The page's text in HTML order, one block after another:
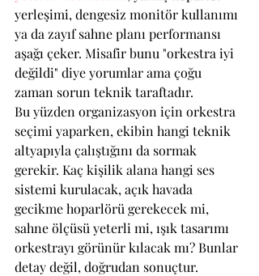
yerleşimi, dengesiz monitör kullanımı
ya da zayıf sahne planı performansı
aşağı çeker. Misafir bunu "orkestra iyi
değildi" diye yorumlar ama çoğu
zaman sorun teknik taraftadır.
Bu yüzden organizasyon için orkestra
seçimi yaparken, ekibin hangi teknik
altyapıyla çalıştığını da sormak
gerekir. Kaç kişilik alana hangi ses
sistemi kurulacak, açık havada
gecikme hoparlörü gerekecek mi,
sahne ölçüsü yeterli mi, ışık tasarımı
orkestrayı görünür kılacak mı? Bunlar
detay değil, doğrudan sonuçtur.